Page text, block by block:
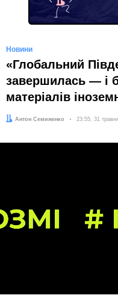
Новини
«Глобальний
завершилась ― і
матеріалів
Автор:
Антон Семиженко Дата:
23:55, 31